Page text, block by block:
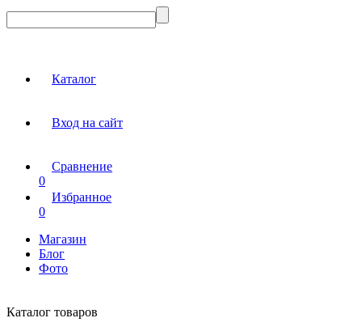
Каталог
Вход на сайт
Сравнение
0
Избранное
0
Магазин
Блог
Фото
Каталог товаров